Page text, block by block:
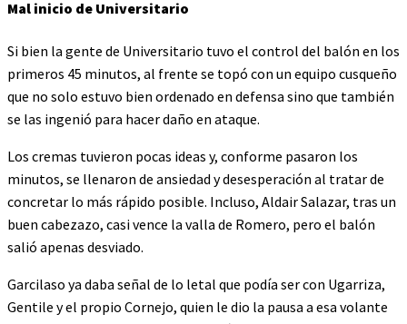
Mal inicio de Universitario
Si bien la gente de Universitario tuvo el control del balón en los
primeros 45 minutos, al frente se topó con un equipo cusqueño
que no solo estuvo bien ordenado en defensa sino que también
se las ingenió para hacer daño en ataque.
Los cremas tuvieron pocas ideas y, conforme pasaron los
minutos, se llenaron de ansiedad y desesperación al tratar de
concretar lo más rápido posible. Incluso, Aldair Salazar, tras un
buen cabezazo, casi vence la valla de Romero, pero el balón
salió apenas desviado.
Garcilaso ya daba señal de lo letal que podía ser con Ugarriza,
Gentile y el propio Cornejo, quien le dio la pausa a esa volante